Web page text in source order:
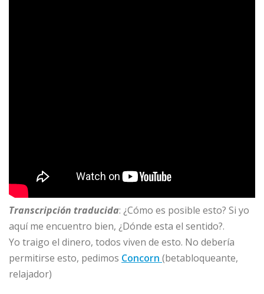
Transcripción traducida: ¿Cómo es posible esto? Si yo
aquí me encuentro bien, ¿Dónde esta el sentido?.
Yo traigo el dinero, todos viven de esto. No debería
permitirse esto, pedimos Concorn (betabloqueante,
relajador)